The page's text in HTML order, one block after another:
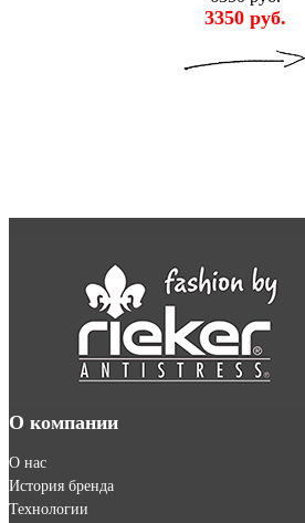
3350 руб.
О компании
О нас
История бренда
Технологии